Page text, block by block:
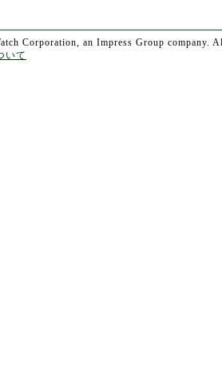
Corporation, an Impress Group company.
いて